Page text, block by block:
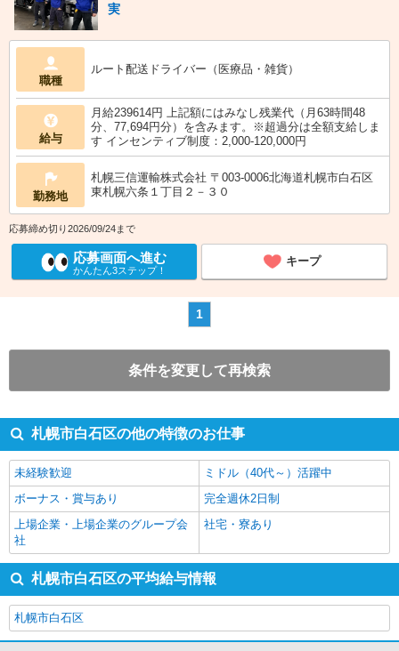
実
職種
ルート配送ドライバー（医療品・雑貨）
給与
月給239614円 上記額にはみなし残業代（月63時間48
分、77,694円分）を含みます。※超過分は全額支給しま
す インセンティブ制度：2,000-120,000円
勤務地
札幌三信運輸株式会社 〒003-0006北海道札幌市白石区
東札幌六条１丁目２－３０
応募締め切り2026/09/24まで
応募画面へ進む
かんたん3ステップ！
キープ
1
条件を変更して再検索
札幌市白石区の他の特徴のお仕事
未経験歓迎
ミドル（40代～）活躍中
ボーナス・賞与あり
完全週休2日制
上場企業・上場企業のグループ会
社
社宅・寮あり
札幌市白石区の平均給与情報
札幌市白石区